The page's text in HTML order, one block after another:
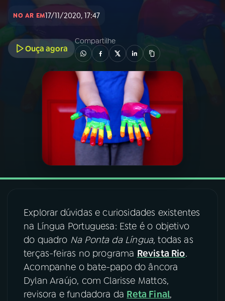
PROGRAMAÇÃO
PROGRAMAS
PODCASTS
07ÚLTIMAS
08FESTIVAL DE MÚSICA
ACOMPANHE A RÁDIO NACIONAL
NO AR EM17/11/2020, 17:47
Ouça agora
Compartilhe
Explorar dúvidas e curiosidades existentes
na Língua Portuguesa: Este é o objetivo
do quadro Na Ponta da Língua, todas as
terças-feiras no programa Revista Rio.
Acompanhe o bate-papo do âncora
Dylan Araújo, com Clarisse Mattos,
revisora e fundadora da Reta Final,